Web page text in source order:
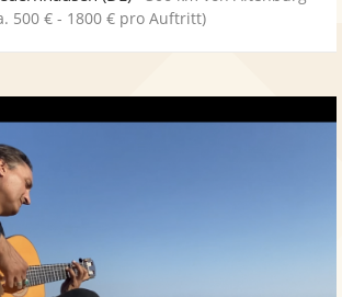
500 € - 1800 € pro Auftritt)